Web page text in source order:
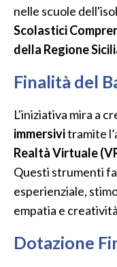
nelle scuole
Scolastici
della Regione
Finalità del
L'iniziativa mira a
immersivitramite
Realtà Virtuale
Questi strumenti
esperienziale,
empatia e
Dotazione